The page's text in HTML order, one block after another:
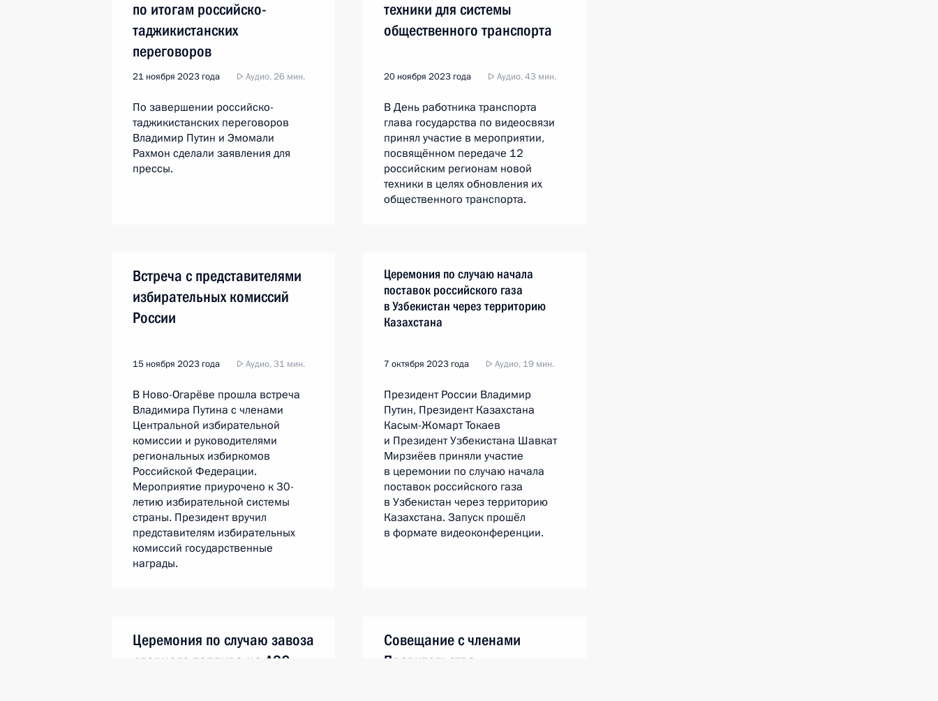
по итогам российско-
таджикистанских
переговоров
21 ноября 2023 года Аудио, 26 мин.
По завершении российско-
таджикистанских переговоров
Владимир Путин и Эмомали
Рахмон сделали заявления для
прессы.
техники для системы
общественного транспорта
20 ноября 2023 года Аудио, 43 мин.
В День работника транспорта
глава государства по видеосвязи
принял участие в мероприятии,
посвящённом передаче 12
российским регионам новой
техники в целях обновления их
общественного транспорта.
Встреча с представителями
избирательных комиссий
России
15 ноября 2023 года Аудио, 31 мин.
В Ново-Огарёве прошла встреча
Владимира Путина с членами
Центральной избирательной
комиссии и руководителями
региональных избиркомов
Российской Федерации.
Мероприятие приурочено к 30-
летию избирательной системы
страны. Президент вручил
представителям избирательных
комиссий государственные
награды.
Церемония по случаю начала
поставок российского газа
в Узбекистан через территорию
Казахстана
7 октября 2023 года Аудио, 19 мин.
Президент России Владимир
Путин, Президент Казахстана
Касым-Жомарт Токаев
и Президент Узбекистана Шавкат
Мирзиёев приняли участие
в церемонии по случаю начала
поставок российского газа
в Узбекистан через территорию
Казахстана. Запуск прошёл
в формате видеоконференции.
Церемония по случаю завоза
ядерного топлива на АЭС
Совещание с членами
Правительства